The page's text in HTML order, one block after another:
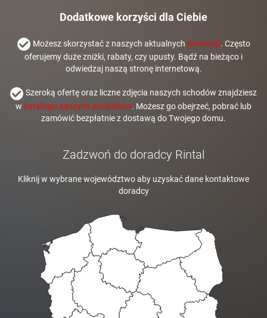
Dodatkowe korzyści dla Ciebie
Możesz skorzystać z naszych aktualnych promocji. Często
oferujemy duże zniżki, rabaty, czy upusty. Bądź na bieżąco i
odwiedzaj naszą stronę internetową.
Szeroką ofertę oraz liczne zdjęcia naszych schodów znajdziesz
w katalogu naszych produktów. Możesz go obejrzeć, pobrać lub
zamówić bezpłatnie z dostawą do Twojego domu.
Zadzwoń do doradcy Rintal
Kliknij w wybrane województwo aby uzyskać dane kontaktowe
doradcy